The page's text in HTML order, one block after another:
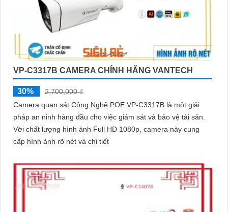
VP-C3317B CAMERA CHÍNH HÃNG VANTECH
30%
2,700,000 ₫
Camera quan sát Công Nghệ POE VP-C3317B là một giải
pháp an ninh hàng đầu cho việc giám sát và bảo vệ tài sản.
Với chất lượng hình ảnh Full HD 1080p, camera này cung
cấp hình ảnh rõ nét và chi tiết